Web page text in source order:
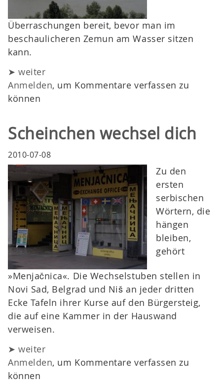
Überraschungen bereit, bevor man im
beschaulicheren Zemun am Wasser sitzen
kann.
➤ weiter
Anmelden, um Kommentare verfassen zu
können
Scheinchen wechsel dich
2010-07-08
Zu den
ersten
serbischen
Wörtern, die
hängen
bleiben,
gehört
»Menjačnica«. Die Wechselstuben stellen in
Novi Sad, Belgrad und Niš an jeder dritten
Ecke Tafeln ihrer Kurse auf den Bürgersteig,
die auf eine Kammer in der Hauswand
verweisen.
➤ weiter
Anmelden, um Kommentare verfassen zu
können